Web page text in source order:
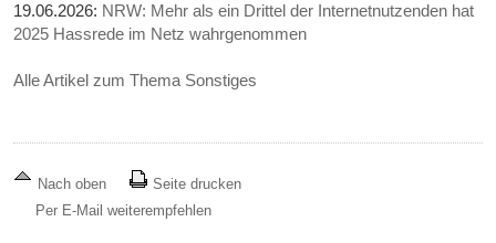
19.06.2026: NRW: Mehr als ein Drittel der Internetnutzenden hat
2025 Hassrede im Netz wahrgenommen
Alle Artikel zum Thema Sonstiges
Nach oben
Seite drucken
Per E-Mail weiterempfehlen